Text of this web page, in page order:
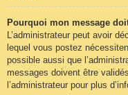
Pourquoi mon message
L’administrateur peut avoir
lequel vous postez
possible aussi que
messages doivent être
l’administrateur pour plus